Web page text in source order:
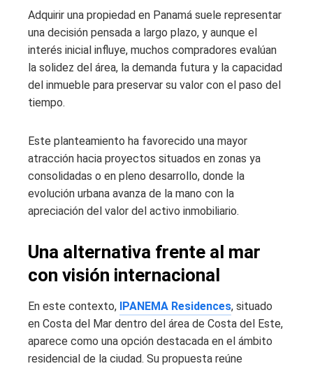
Adquirir una propiedad en Panamá suele representar
una decisión pensada a largo plazo, y aunque el
interés inicial influye, muchos compradores evalúan
la solidez del área, la demanda futura y la capacidad
del inmueble para preservar su valor con el paso del
tiempo.
Este planteamiento ha favorecido una mayor
atracción hacia proyectos situados en zonas ya
consolidadas o en pleno desarrollo, donde la
evolución urbana avanza de la mano con la
apreciación del valor del activo inmobiliario.
Una alternativa frente al mar
con visión internacional
En este contexto, IPANEMA Residences, situado
en Costa del Mar dentro del área de Costa del Este,
aparece como una opción destacada en el ámbito
residencial de la ciudad. Su propuesta reúne